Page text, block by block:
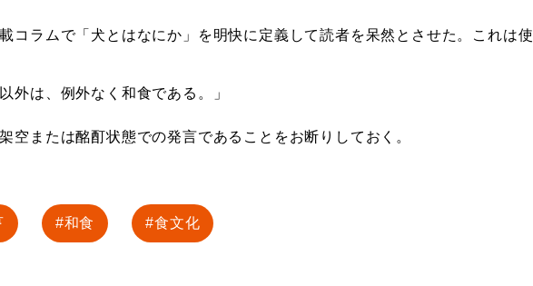
コラムで「犬とはなにか」を明快に定義して読者を呆然とさせた。これは使
外は、例外なく和食である。」
空または酩酊状態での発言であることをお断りしておく。
和食 食文化